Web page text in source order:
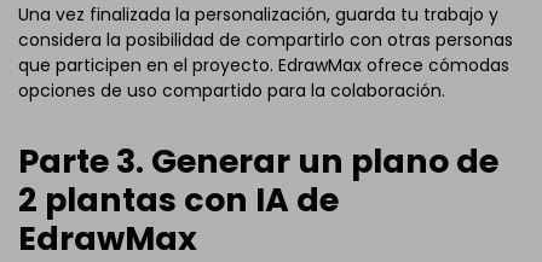
Una vez finalizada la personalización, guarda tu trabajo y
considera la posibilidad de compartirlo con otras personas
que participen en el proyecto. EdrawMax ofrece cómodas
opciones de uso compartido para la colaboración.
Parte 3. Generar un plano de
2 plantas con IA de
EdrawMax